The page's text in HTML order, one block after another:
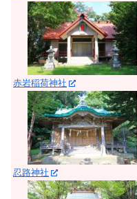
赤岩稲荷神社
忍路神社